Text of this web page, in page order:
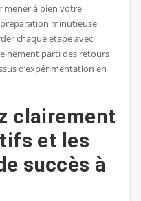
mener à bien votre
minutieuse
chaque étape avec
parti des retours
d’expérimentation en
clairement
et les
succès à